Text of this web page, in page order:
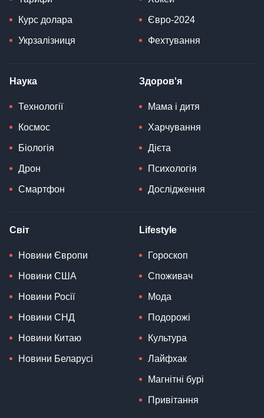
Курс долара
Укрзалізниця
Євро-2024
Фехтування
Наука
Технології
Космос
Біологія
Дрон
Смартфон
Здоров'я
Мама і дитя
Харчування
Дієта
Психологія
Дослідження
Світ
Новини Європи
Новини США
Новини Росії
Новини СНД
Новини Китаю
Новини Беларусі
Lifestyle
Гороскоп
Споживач
Мода
Подорожі
Культура
Лайфхак
Магнітні бурі
Привітання